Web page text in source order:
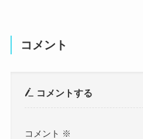
コメント
コメントする
コメント ※